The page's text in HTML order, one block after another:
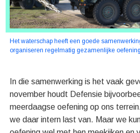
Het waterschap heeft een goede
organiseren regelmatig gezamenlijke
In die samenwerking is het vaak
november houdt Defensie
meerdaagse oefening op ons
we daar intern last van. Maar we